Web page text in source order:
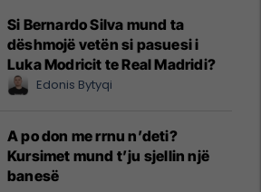
Si Bernardo Silva mund ta
dëshmojë vetën si pasuesi i
Luka Modricit te Real Madridi?
Edonis Bytyqi
A po don me rrnu n’deti?
Kursimet mund t’ju sjellin një
banesë